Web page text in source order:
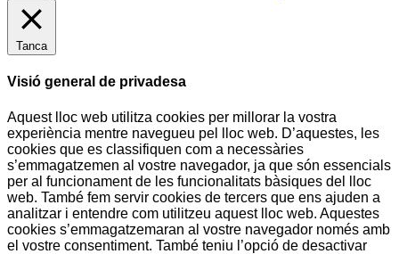
Tanca
Visió general de privadesa
Aquest lloc web utilitza cookies per millorar la vostra
experiència mentre navegueu pel lloc web. D’aquestes, les
cookies que es classifiquen com a necessàries
s’emmagatzemen al vostre navegador, ja que són essencials
per al funcionament de les funcionalitats bàsiques del lloc
web. També fem servir cookies de tercers que ens ajuden a
analitzar i entendre com utilitzeu aquest lloc web. Aquestes
cookies s’emmagatzemaran al vostre navegador només amb
el vostre consentiment. També teniu l’opció de desactivar